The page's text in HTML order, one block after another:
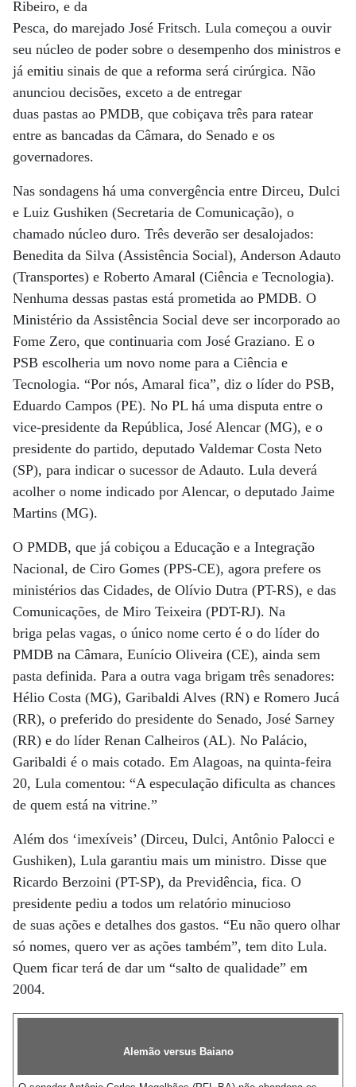
Ribeiro, e da
Pesca, do marejado José Fritsch. Lula começou a ouvir
seu núcleo de poder sobre o desempenho dos ministros e
já emitiu sinais de que a reforma será cirúrgica. Não
anunciou decisões, exceto a de entregar
duas pastas ao PMDB, que cobiçava três para ratear
entre as bancadas da Câmara, do Senado e os
governadores.
Nas sondagens há uma convergência entre Dirceu, Dulci
e Luiz Gushiken (Secretaria de Comunicação), o
chamado núcleo duro. Três deverão ser desalojados:
Benedita da Silva (Assistência Social), Anderson Adauto
(Transportes) e Roberto Amaral (Ciência e Tecnologia).
Nenhuma dessas pastas está prometida ao PMDB. O
Ministério da Assistência Social deve ser incorporado ao
Fome Zero, que continuaria com José Graziano. E o
PSB escolheria um novo nome para a Ciência e
Tecnologia. “Por nós, Amaral fica”, diz o líder do PSB,
Eduardo Campos (PE). No PL há uma disputa entre o
vice-presidente da República, José Alencar (MG), e o
presidente do partido, deputado Valdemar Costa Neto
(SP), para indicar o sucessor de Adauto. Lula deverá
acolher o nome indicado por Alencar, o deputado Jaime
Martins (MG).
O PMDB, que já cobiçou a Educação e a Integração
Nacional, de Ciro Gomes (PPS-CE), agora prefere os
ministérios das Cidades, de Olívio Dutra (PT-RS), e das
Comunicações, de Miro Teixeira (PDT-RJ). Na
briga pelas vagas, o único nome certo é o do líder do
PMDB na Câmara, Eunício Oliveira (CE), ainda sem
pasta definida. Para a outra vaga brigam três senadores:
Hélio Costa (MG), Garibaldi Alves (RN) e Romero Jucá
(RR), o preferido do presidente do Senado, José Sarney
(RR) e do líder Renan Calheiros (AL). No Palácio,
Garibaldi é o mais cotado. Em Alagoas, na quinta-feira
20, Lula comentou: “A especulação dificulta as chances
de quem está na vitrine.”
Além dos ‘imexíveis’ (Dirceu, Dulci, Antônio Palocci e
Gushiken), Lula garantiu mais um ministro. Disse que
Ricardo Berzoini (PT-SP), da Previdência, fica. O
presidente pediu a todos um relatório minucioso
de suas ações e detalhes dos gastos. “Eu não quero olhar
só nomes, quero ver as ações também”, tem dito Lula.
Quem ficar terá de dar um “salto de qualidade” em
2004.
Alemão versus Baiano